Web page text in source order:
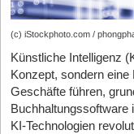
(c) iStockphoto.com /
Künstliche Intelligenz
Konzept, sondern
Geschäfte führen,
Buchhaltungssoftware
KI-Technologien